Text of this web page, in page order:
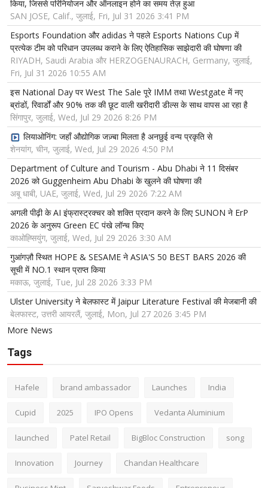
किया, जिससे परिनियोजन और ऑनलाइन होने का समय तेज़ हुआ
SAN JOSE, Calif., जुलाई, Fri, Jul 31 2026 3:41 PM
Esports Foundation और adidas ने पहले Esports Nations Cup में
प्रत्येक टीम को परिधान उपलब्ध कराने के लिए ऐतिहासिक साझेदारी की घोषणा की
RIYADH, Saudi Arabia और HERZOGENAURACH, Germany, जुलाई,
Fri, Jul 31 2026 10:55 AM
इस National Day पर West The Sale पूरे IMM तथा Westgate में नए
ब्रांडों, रिवार्डों और 90% तक की छूट वाली खरीदारी डील्स के साथ वापस आ रहा है
सिंगापुर, जुलाई, Wed, Jul 29 2026 8:26 PM
लियाओनिंग: जहाँ औद्योगिक जज़्बा मिलता है अनछुई वन्य प्रकृति से
शेनयांग, चीन, जुलाई, Wed, Jul 29 2026 4:50 PM
Department of Culture and Tourism - Abu Dhabi ने 11 दिसंबर
2026 को Guggenheim Abu Dhabi के खुलने की घोषणा की
अबू धाबी, UAE, जुलाई, Wed, Jul 29 2026 7:22 AM
अगली पीढ़ी के AI इंफ्रास्ट्रक्चर को शक्ति प्रदान करने के लिए SUNON ने ErP
2026 के अनुरूप Green EC पंखे लॉन्च किए
काओह्सियुंग, जुलाई, Wed, Jul 29 2026 3:30 AM
गुआंगज़ौ स्थित HOPE & SESAME ने ASIA'S 50 BEST BARS 2026 की
सूची में NO.1 स्थान प्राप्त किया
मकाऊ, जुलाई, Tue, Jul 28 2026 3:33 PM
Ulster University ने बेलफास्ट में Jaipur Literature Festival की मेजबानी की
बेलफास्ट, उत्तरी आयरलैं, जुलाई, Mon, Jul 27 2026 3:45 PM
More News
Tags
Hafele brand ambassador Launches India
Cupid 2025 IPO Opens Vedanta Aluminium
launched Patel Retail BigBloc Construction song
Innovation Journey Chandan Healthcare